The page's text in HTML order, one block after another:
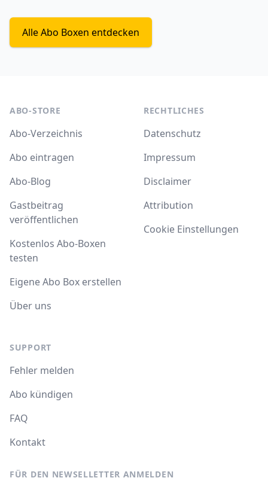
Alle Abo Boxen entdecken
ABO-STORE
Abo-Verzeichnis
Abo eintragen
Abo-Blog
Gastbeitrag
veröffentlichen
Kostenlos Abo-Boxen
testen
Eigene Abo Box erstellen
Über uns
SUPPORT
Fehler melden
Abo kündigen
FAQ
Kontakt
RECHTLICHES
Datenschutz
Impressum
Disclaimer
Attribution
Cookie Einstellungen
FÜR DEN NEWSELLETTER ANMELDEN